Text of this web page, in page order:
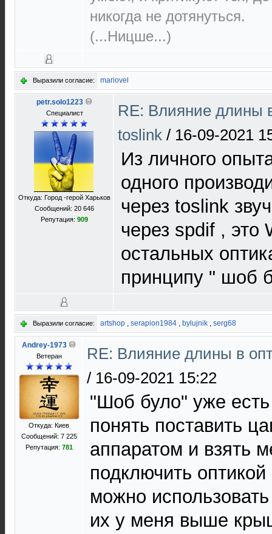
никогда не дотянуться.
(...Ницше...)
Выразили согласие: mariovel
petr.solo1223
Специалист
Откуда: Город -герой Харьков
Сообщений: 20 646
Репутация: 909
RE: Влияние длины
toslink / 16-09-2021
Из личного
одного
через toslink
через spdif , это
остальных
принципу " шоб
Выразили согласие: artshop , serapion1984 , bylujnik , serg68
Andrey-1973
Ветеран
Откуда: Киев
Сообщений: 7 225
Репутация: 781
RE: Влияние длины в
/ 16-09-2021 15:22
"Шоб було" уже
понять поставить
аппаратом и взять
подключить
можно
их у меня выше